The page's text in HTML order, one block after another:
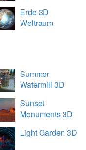
Erde 3D
Weltraum
Summer
Watermill 3D
Sunset
Monuments 3D
Light Garden 3D